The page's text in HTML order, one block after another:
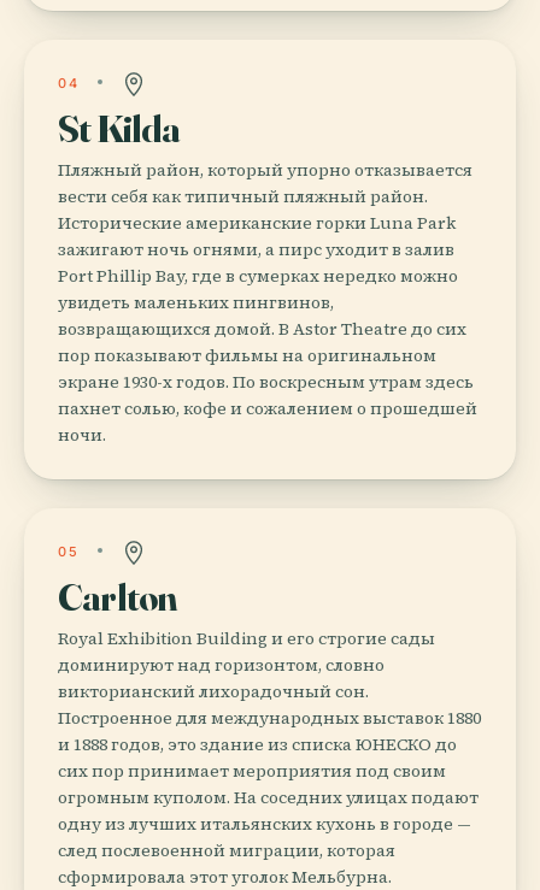
04
St Kilda
Пляжный район, который упорно отказывается
вести себя как типичный пляжный район.
Исторические американские горки Luna Park
зажигают ночь огнями, а пирс уходит в залив
Port Phillip Bay, где в сумерках нередко можно
увидеть маленьких пингвинов,
возвращающихся домой. В Astor Theatre до сих
пор показывают фильмы на оригинальном
экране 1930-х годов. По воскресным утрам здесь
пахнет солью, кофе и сожалением о прошедшей
ночи.
05
Carlton
Royal Exhibition Building и его строгие сады
доминируют над горизонтом, словно
викторианский лихорадочный сон.
Построенное для международных выставок 1880
и 1888 годов, это здание из списка ЮНЕСКО до
сих пор принимает мероприятия под своим
огромным куполом. На соседних улицах подают
одну из лучших итальянских кухонь в городе —
след послевоенной миграции, которая
сформировала этот уголок Мельбурна.